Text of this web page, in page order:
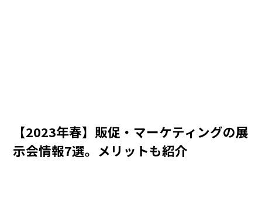
【2023年春】販促・マーケティングの展
示会情報7選。メリットも紹介